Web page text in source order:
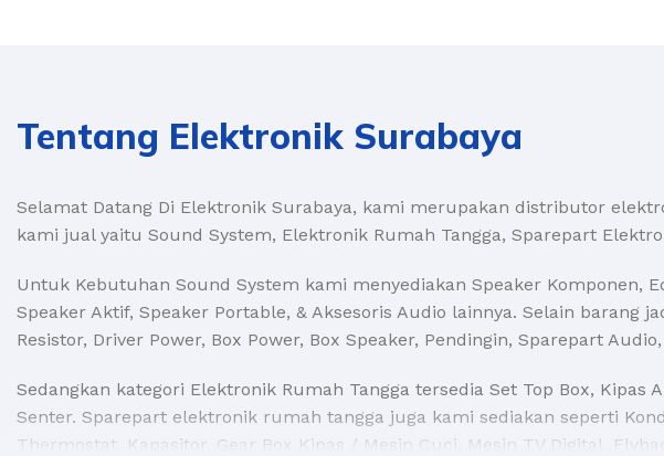
Tentang Elektronik Surabaya
Selamat Datang Di Elektronik Surabaya, kami merupakan distributor
kami jual yaitu Sound System, Elektronik Rumah Tangga, Sparepart
Untuk Kebutuhan Sound System kami menyediakan Speaker Komponen,
Speaker Aktif, Speaker Portable, & Aksesoris Audio lainnya. Selain
Resistor, Driver Power, Box Power, Box Speaker, Pendingin, Sparepart
Sedangkan kategori Elektronik Rumah Tangga tersedia Set Top Box, Kipas
Senter. Sparepart elektronik rumah tangga juga kami sediakan seperti
Thermostat, Kapasitor, Gear Box Kipas / Mesin Cuci, Mesin TV Digital,